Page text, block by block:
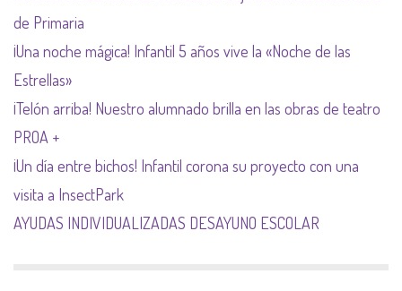
de Primaria
¡Una noche mágica! Infantil 5 años vive la «Noche de las
Estrellas»
¡Telón arriba! Nuestro alumnado brilla en las obras de teatro
PROA +
¡Un día entre bichos! Infantil corona su proyecto con una
visita a InsectPark
AYUDAS INDIVIDUALIZADAS DESAYUNO ESCOLAR